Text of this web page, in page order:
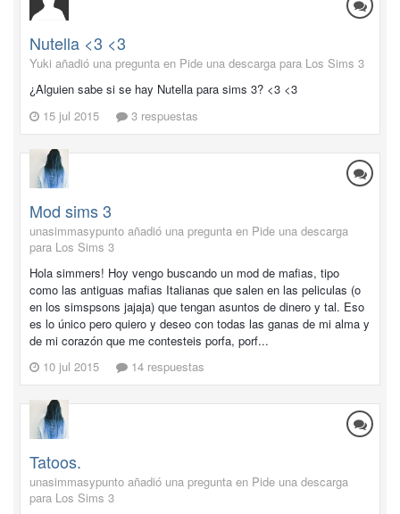
Nutella <3 <3
Yuki añadió una pregunta en Pide una descarga para Los Sims 3
¿Alguien sabe si se hay Nutella para sims 3? <3 <3
15 jul 2015
3 respuestas
Mod sims 3
unasimmasypunto añadió una pregunta en Pide una descarga
para Los Sims 3
Hola simmers! Hoy vengo buscando un mod de mafias, tipo
como las antiguas mafias Italianas que salen en las peliculas (o
en los simspsons jajaja) que tengan asuntos de dinero y tal. Eso
es lo único pero quiero y deseo con todas las ganas de mi alma y
de mi corazón que me contesteis porfa, porf...
10 jul 2015
14 respuestas
Tatoos.
unasimmasypunto añadió una pregunta en Pide una descarga
para Los Sims 3